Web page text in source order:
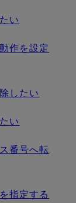
い
作を設定
したい
い
番号へ転
指定する